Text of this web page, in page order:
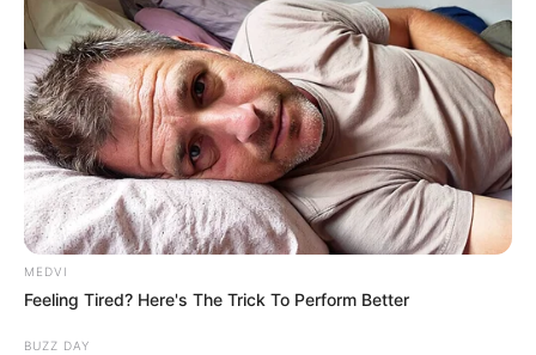
MEDVI
Feeling Tired? Here's The Trick To Perform Better
BUZZ DAY